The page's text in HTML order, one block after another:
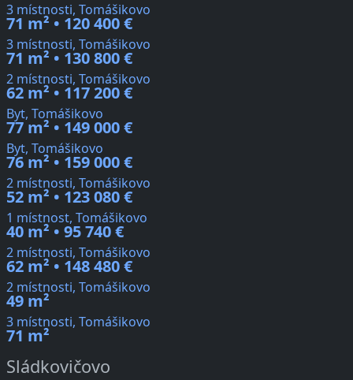
3 místnosti, Tomášikovo
71 m² • 120 400 €
3 místnosti, Tomášikovo
71 m² • 130 800 €
2 místnosti, Tomášikovo
62 m² • 117 200 €
Byt, Tomášikovo
77 m² • 149 000 €
Byt, Tomášikovo
76 m² • 159 000 €
2 místnosti, Tomášikovo
52 m² • 123 080 €
1 místnost, Tomášikovo
40 m² • 95 740 €
2 místnosti, Tomášikovo
62 m² • 148 480 €
2 místnosti, Tomášikovo
49 m²
3 místnosti, Tomášikovo
71 m²
Sládkovičovo